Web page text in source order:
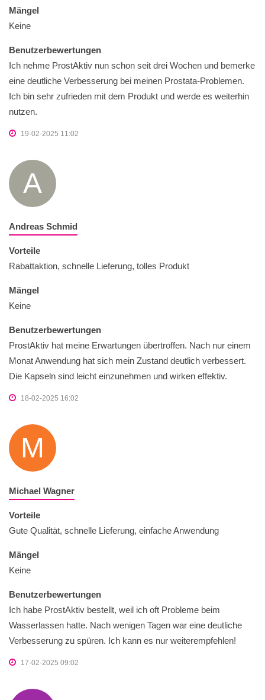
Mängel
Keine
Benutzerbewertungen
Ich nehme ProstAktiv nun schon seit drei Wochen und bemerke
eine deutliche Verbesserung bei meinen Prostata-Problemen.
Ich bin sehr zufrieden mit dem Produkt und werde es weiterhin
nutzen.
19-02-2025 11:02
A
Andreas Schmid
Vorteile
Rabattaktion, schnelle Lieferung, tolles Produkt
Mängel
Keine
Benutzerbewertungen
ProstAktiv hat meine Erwartungen übertroffen. Nach nur einem
Monat Anwendung hat sich mein Zustand deutlich verbessert.
Die Kapseln sind leicht einzunehmen und wirken effektiv.
18-02-2025 16:02
M
Michael Wagner
Vorteile
Gute Qualität, schnelle Lieferung, einfache Anwendung
Mängel
Keine
Benutzerbewertungen
Ich habe ProstAktiv bestellt, weil ich oft Probleme beim
Wasserlassen hatte. Nach wenigen Tagen war eine deutliche
Verbesserung zu spüren. Ich kann es nur weiterempfehlen!
17-02-2025 09:02